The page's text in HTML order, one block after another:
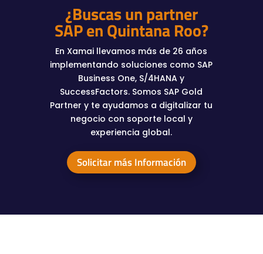
¿Buscas un partner
SAP en Quintana Roo?
En Xamai llevamos más de 26 años
implementando soluciones como SAP
Business One, S/4HANA y
SuccessFactors. Somos SAP Gold
Partner y te ayudamos a digitalizar tu
negocio con soporte local y
experiencia global.
Solicitar más Información